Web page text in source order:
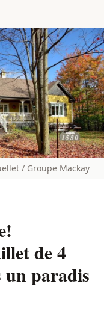
/ Groupe Mackay
de 4
un paradis